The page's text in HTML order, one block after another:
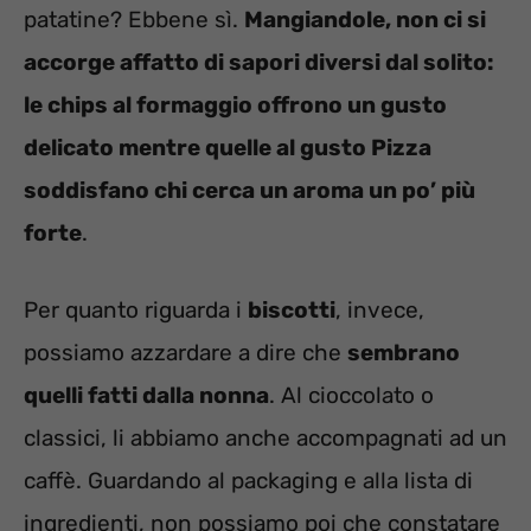
patatine? Ebbene sì. Mangiandole, non ci si
accorge affatto di sapori diversi dal solito:
le chips al formaggio offrono un gusto
delicato mentre quelle al gusto Pizza
soddisfano chi cerca un aroma un po’ più
forte.
Per quanto riguarda i biscotti, invece,
possiamo azzardare a dire che sembrano
quelli fatti dalla nonna. Al cioccolato o
classici, li abbiamo anche accompagnati ad un
caffè. Guardando al packaging e alla lista di
ingredienti, non possiamo poi che constatare